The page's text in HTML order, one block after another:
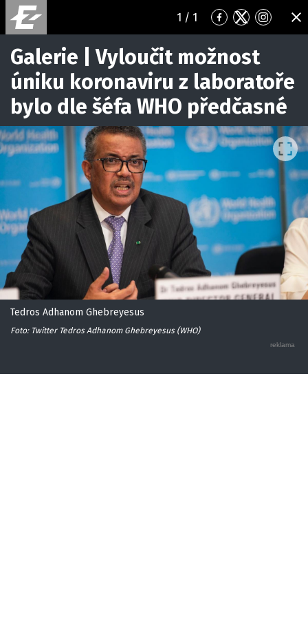
1 / 1
Přejít
na
Facebook
Přejít
na
Twitter
Přejít
na
Galerie | Vyloučit možnost
úniku koronaviru z laboratoře
bylo dle šéfa WHO předčasné
Tedros Adhanom Ghebreyesus
Foto: Twitter Tedros Adhanom Ghebreyesus (WHO)